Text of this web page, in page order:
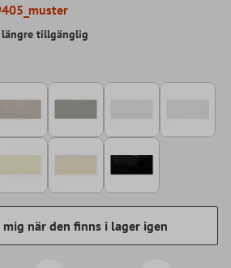
tillgänglig
mig när den finns i lager igen